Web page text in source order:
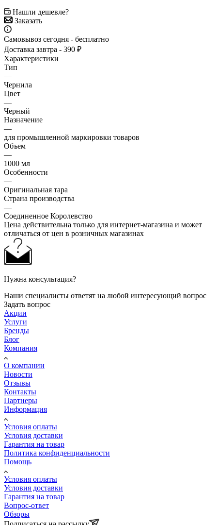
Нашли дешевле?
Заказать
Самовывоз сегодня - бесплатно
Доставка завтра - 390 ₽
Характеристики
Тип
—
Чернила
Цвет
—
Черный
Назначение
—
для промышленной маркировки товаров
Объем
—
1000 мл
Особенности
—
Оригинальная тара
Страна производства
—
Соединенное Королевство
Цена действительна только для интернет-магазина и может
отличаться от цен в розничных магазинах
Нужна консультация?
Наши специалисты ответят на любой интересующий вопрос
Задать вопрос
Акции
Услуги
Бренды
Блог
Компания
О компании
Новости
Отзывы
Контакты
Партнеры
Информация
Условия оплаты
Условия доставки
Гарантия на товар
Политика конфиденциальности
Помощь
Условия оплаты
Условия доставки
Гарантия на товар
Вопрос-ответ
Обзоры